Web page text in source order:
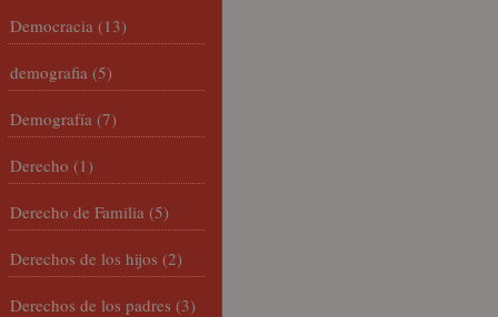
Democracia (13)
demografia (5)
Demografía (7)
Derecho (1)
Derecho de Familia (5)
Derechos de los hijos (2)
Derechos de los padres (3)